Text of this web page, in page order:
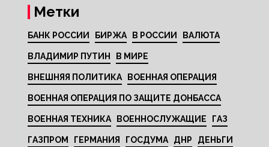
Метки
БАНК РОССИИ БИРЖА В РОССИИ ВАЛЮТА
ВЛАДИМИР ПУТИН В МИРЕ
ВНЕШНЯЯ ПОЛИТИКА ВОЕННАЯ ОПЕРАЦИЯ
ВОЕННАЯ ОПЕРАЦИЯ ПО ЗАЩИТЕ ДОНБАССА
ВОЕННАЯ ТЕХНИКА ВОЕННОСЛУЖАЩИЕ ГАЗ
ГАЗПРОМ ГЕРМАНИЯ ГОСДУМА ДНР ДЕНЬГИ